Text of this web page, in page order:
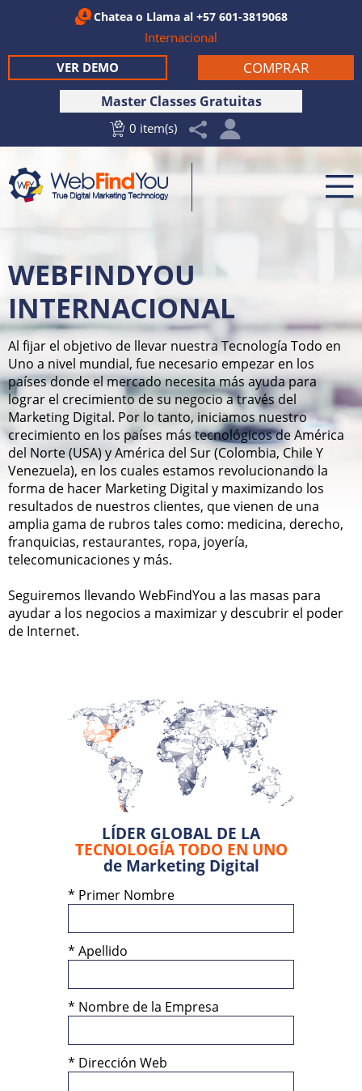
Chatea o Llama al +57 601-3819068
Internacional
Master Classes Gratuitas
0 item(s)
COMPRAR
VER DEMO
WEBFINDYOU
INTERNACIONAL
Al fijar el objetivo de llevar nuestra Tecnología Todo en
Uno a nivel mundial, fue necesario empezar en los
países donde el mercado necesita más ayuda para
lograr el crecimiento de su negocio a través del
Marketing Digital. Por lo tanto, iniciamos nuestro
crecimiento en los países más tecnológicos de América
del Norte (USA) y América del Sur (Colombia, Chile Y
Venezuela), en los cuales estamos revolucionando la
forma de hacer Marketing Digital y maximizando los
resultados de nuestros clientes, que vienen de una
amplia gama de rubros tales como: medicina, derecho,
franquicias, restaurantes, ropa, joyería,
telecomunicaciones y más.
Seguiremos llevando WebFindYou a las masas para
ayudar a los negocios a maximizar y descubrir el poder
de Internet.
LÍDER GLOBAL DE LA
TECNOLOGÍA TODO EN UNO
de Marketing Digital
* Primer Nombre
* Apellido
* Nombre de la Empresa
* Dirección Web